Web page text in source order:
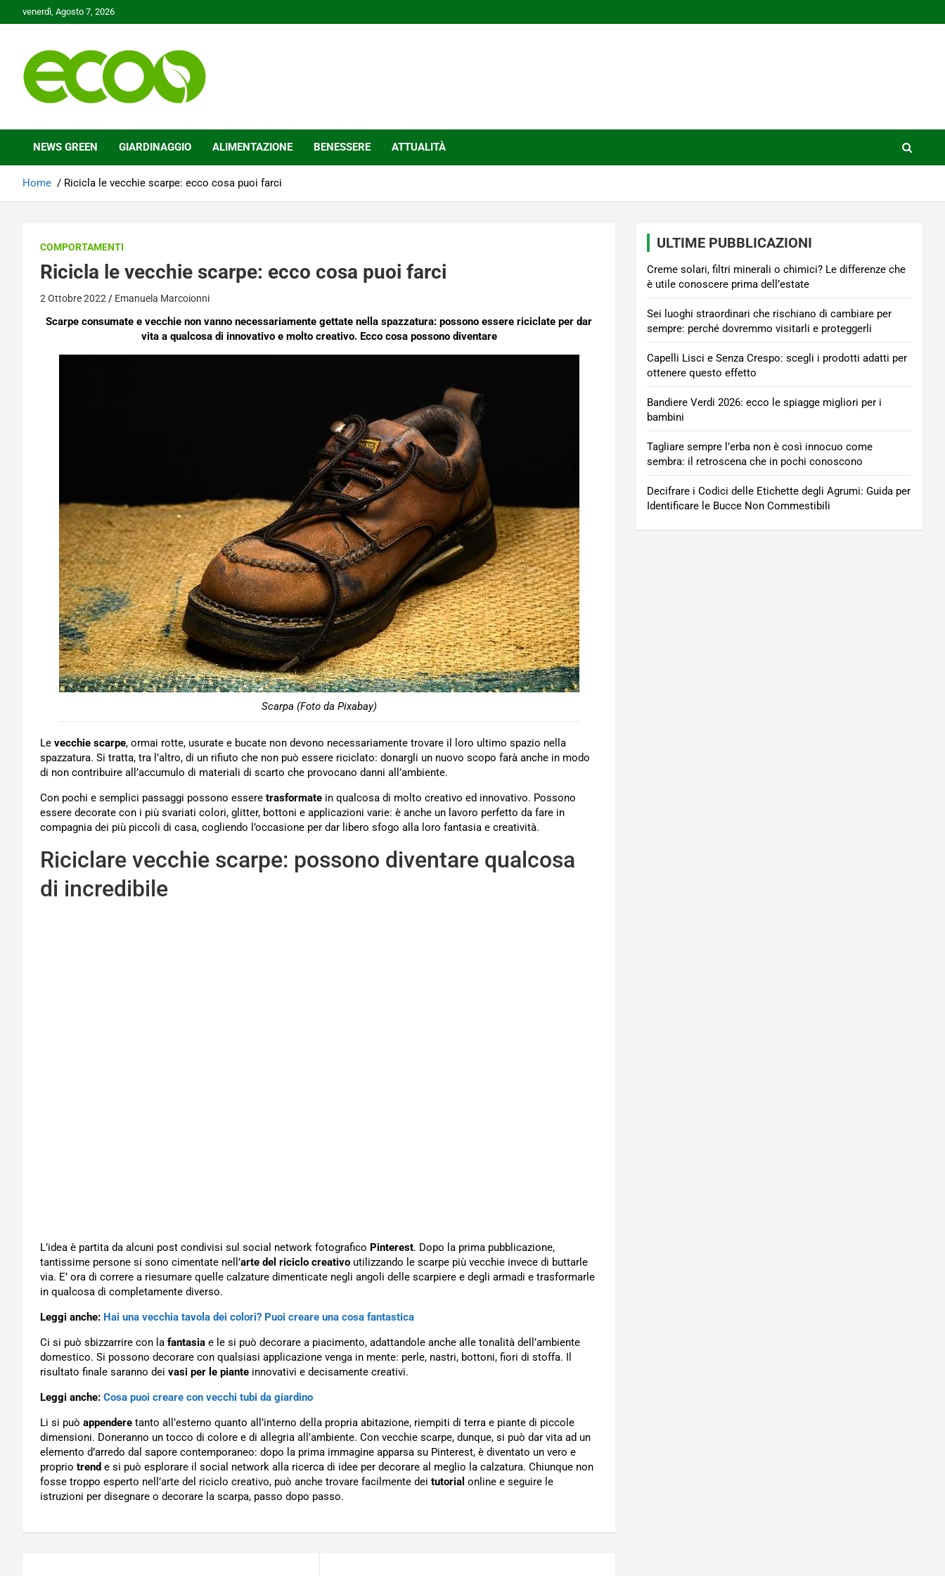
to
venerdì, Agosto 7, 2026
Ecoo.it
NEWS GREEN GIARDINAGGIO ALIMENTAZIONE BENESSERE ATTUALITÀ
Home Ricicla le vecchie scarpe: ecco cosa puoi farci
COMPORTAMENTI
Ricicla le vecchie scarpe: ecco cosa puoi farci
2 Ottobre 2022 Emanuela Marcoionni
Scarpe consumate e vecchie non vanno necessariamente gettate nella spazzatura: possono essere riciclate per dar
vita a qualcosa di innovativo e molto creativo. Ecco cosa possono diventare
Scarpa (Foto da Pixabay)
Le vecchie scarpe, ormai rotte, usurate e bucate non devono necessariamente trovare il loro ultimo spazio nella
spazzatura. Si tratta, tra l’altro, di un rifiuto che non può essere riciclato: donargli un nuovo scopo farà anche in modo
di non contribuire all’accumulo di materiali di scarto che provocano danni all’ambiente.
Con pochi e semplici passaggi possono essere trasformate in qualcosa di molto creativo ed innovativo. Possono
essere decorate con i più svariati colori, glitter, bottoni e applicazioni varie: è anche un lavoro perfetto da fare in
compagnia dei più piccoli di casa, cogliendo l’occasione per dar libero sfogo alla loro fantasia e creatività.
Riciclare vecchie scarpe: possono diventare qualcosa
di incredibile
L’idea è partita da alcuni post condivisi sul social network fotografico Pinterest. Dopo la prima pubblicazione,
tantissime persone si sono cimentate nell’arte del riciclo creativo utilizzando le scarpe più vecchie invece di buttarle
via. E’ ora di correre a riesumare quelle calzature dimenticate negli angoli delle scarpiere e degli armadi e trasformarle
in qualcosa di completamente diverso.
Leggi anche: Hai una vecchia tavola dei colori? Puoi creare una cosa fantastica
Ci si può sbizzarrire con la fantasia e le si può decorare a piacimento, adattandole anche alle tonalità dell’ambiente
domestico. Si possono decorare con qualsiasi applicazione venga in mente: perle, nastri, bottoni, fiori di stoffa. Il
risultato finale saranno dei vasi per le piante innovativi e decisamente creativi.
Leggi anche: Cosa puoi creare con vecchi tubi da giardino
Li si può appendere tanto all’esterno quanto all’interno della propria abitazione, riempiti di terra e piante di piccole
dimensioni. Doneranno un tocco di colore e di allegria all’ambiente. Con vecchie scarpe, dunque, si può dar vita ad un
elemento d’arredo dal sapore contemporaneo: dopo la prima immagine apparsa su Pinterest, è diventato un vero e
proprio trend e si può esplorare il social network alla ricerca di idee per decorare al meglio la calzatura. Chiunque non
fosse troppo esperto nell’arte del riciclo creativo, può anche trovare facilmente dei tutorial online e seguire le
istruzioni per disegnare o decorare la scarpa, passo dopo passo.
ULTIME PUBBLICAZIONI
Creme solari, filtri minerali o chimici? Le differenze che
è utile conoscere prima dell’estate
Sei luoghi straordinari che rischiano di cambiare per
sempre: perché dovremmo visitarli e proteggerli
Capelli Lisci e Senza Crespo: scegli i prodotti adatti per
ottenere questo effetto
Bandiere Verdi 2026: ecco le spiagge migliori per i
bambini
Tagliare sempre l’erba non è così innocuo come
sembra: il retroscena che in pochi conoscono
Decifrare i Codici delle Etichette degli Agrumi: Guida per
Identificare le Bucce Non Commestibili